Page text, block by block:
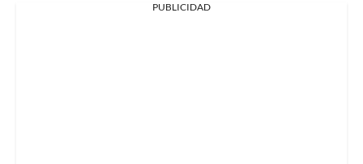
PUBLICIDAD